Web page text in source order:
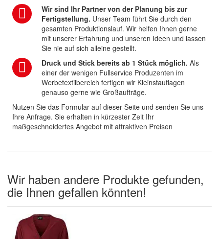
Wir sind Ihr Partner von der Planung bis zur
Fertigstellung. Unser Team führt Sie durch den
gesamten Produktionslauf. Wir helfen Ihnen gerne
mit unserer Erfahrung und unseren Ideen und lassen
Sie nie auf sich alleine gestellt.
Druck und Stick bereits ab 1 Stück möglich. Als
einer der wenigen Fullservice Produzenten im
Werbetextilbereich fertigen wir Kleinstauflagen
genauso gerne wie Großaufträge.
Nutzen Sie das Formular auf dieser Seite und senden Sie uns
Ihre Anfrage. Sie erhalten in kürzester Zeit Ihr
maßgeschneidertes Angebot mit attraktiven Preisen
Wir haben andere Produkte gefunden,
die Ihnen gefallen könnten!